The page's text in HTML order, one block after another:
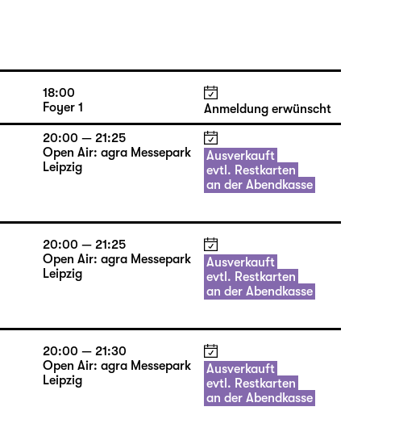
Anmeldung erwünscht
18:00
Foyer 1
Ausverkauft
evtl. Restkarten
an der Abendkasse
20:00 — 21:25
Open Air: agra Messepark
Leipzig
Ausverkauft
evtl. Restkarten
an der Abendkasse
20:00 — 21:25
Open Air: agra Messepark
Leipzig
Ausverkauft
evtl. Restkarten
an der Abendkasse
20:00 — 21:30
Open Air: agra Messepark
Leipzig